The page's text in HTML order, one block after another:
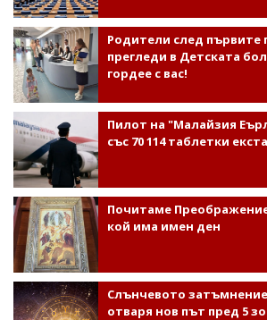
Родители след
прегледи в Детската
гордее с вас!
Пилот на "Малайзия
със 70 114 таблетки
Почитаме
кой има имен ден
Слънчевото затъмнение
отваря нов път пред 5